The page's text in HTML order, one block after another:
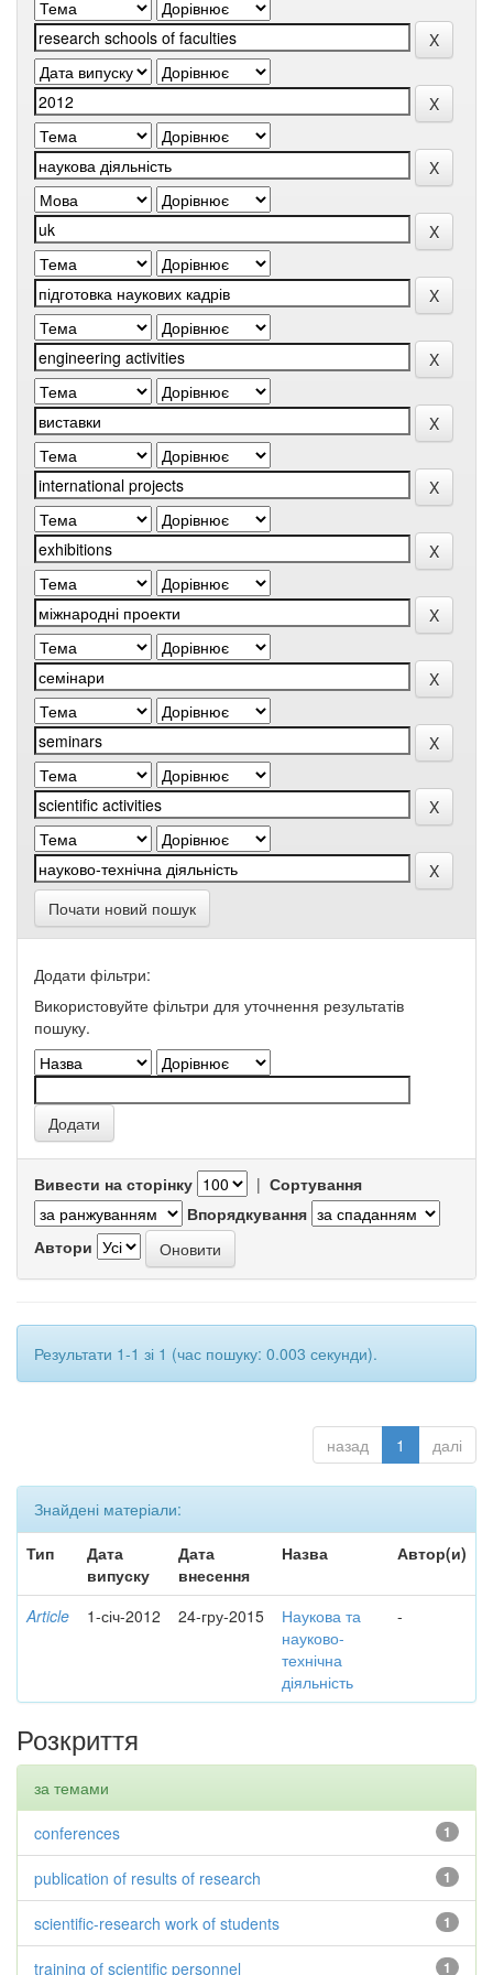
Почати новий пошук
Додати фільтри:
Використовуйте фільтри для уточнення результатів
пошуку.
Вивести на сторінку | Сортування
Впорядкування
Автори
Результати 1-1 зі 1 (час пошуку: 0.003 секунди).
назад 1 далі
Знайдені матеріали:
Тип
Дата
випуску
Дата
внесення
Назва Автор(и)
Article 1-січ-2012 24-гру-2015
Наукова та
науково-
технічна
діяльність
-
Розкриття
за темами
1
conferences
1
publication of results of research
1
scientific-research work of students
1
training of scientific personnel